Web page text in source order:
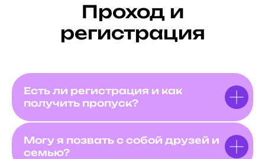
Проход и
регистрация
Есть ли регистрация и как
получить пропуск?
Могу я позвать с собой друзей и
семью?